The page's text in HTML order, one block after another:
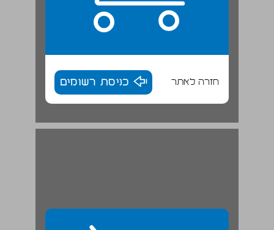
חזרה לאתר כניסת רשומים